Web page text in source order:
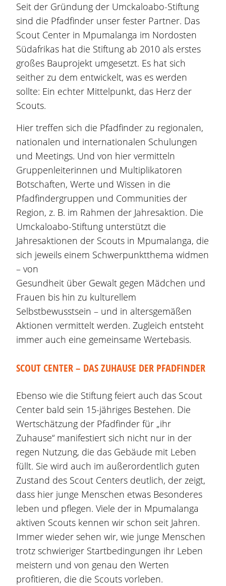
Seit der Gründung der Umckaloabo-Stiftung
sind die Pfadfinder unser fester Partner. Das
Scout Center in Mpumalanga im Nordosten
Südafrikas hat die Stiftung ab 2010 als erstes
großes Bauprojekt umgesetzt. Es hat sich
seither zu dem entwickelt, was es werden
sollte: Ein echter Mittelpunkt, das Herz der
Scouts.
Hier treffen sich die Pfadfinder zu regionalen,
nationalen und internationalen Schulungen
und Meetings. Und von hier vermitteln
Gruppenleiterinnen und Multiplikatoren
Botschaften, Werte und Wissen in die
Pfadfindergruppen und Communities der
Region, z. B. im Rahmen der Jahresaktion. Die
Umckaloabo-Stiftung unterstützt die
Jahresaktionen der Scouts in Mpumalanga, die
sich jeweils einem Schwerpunktthema widmen
– von
Gesundheit über Gewalt gegen Mädchen und
Frauen bis hin zu kulturellem
Selbstbewusstsein – und in altersgemäßen
Aktionen vermittelt werden. Zugleich entsteht
immer auch eine gemeinsame Wertebasis.
SCOUT CENTER – DAS ZUHAUSE DER PFADFINDER
Ebenso wie die Stiftung feiert auch das Scout
Center bald sein 15-jähriges Bestehen. Die
Wertschätzung der Pfadfinder für „ihr
Zuhause“ manifestiert sich nicht nur in der
regen Nutzung, die das Gebäude mit Leben
füllt. Sie wird auch im außerordentlich guten
Zustand des Scout Centers deutlich, der zeigt,
dass hier junge Menschen etwas Besonderes
leben und pflegen. Viele der in Mpumalanga
aktiven Scouts kennen wir schon seit Jahren.
Immer wieder sehen wir, wie junge Menschen
trotz schwieriger Startbedingungen ihr Leben
meistern und von genau den Werten
profitieren, die die Scouts vorleben.